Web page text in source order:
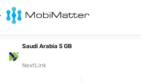
Saudi Arabia 5 GB
NextLink